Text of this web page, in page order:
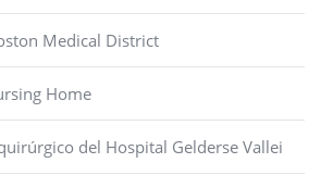
Medical District
Home
del Hospital Gelderse Vallei